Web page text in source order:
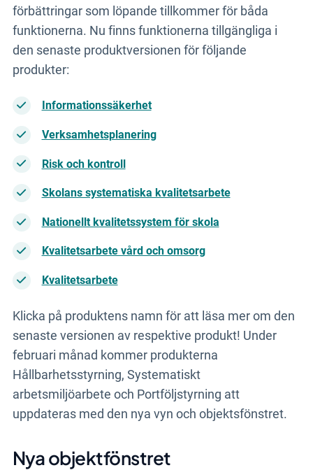
förbättringar som löpande tillkommer för båda
funktionerna. Nu finns funktionerna tillgängliga i
den senaste produktversionen för följande
produkter:
Informationssäkerhet
Verksamhetsplanering
Risk och kontroll
Skolans systematiska kvalitetsarbete
Nationellt kvalitetssystem för skola
Kvalitetsarbete vård och omsorg
Kvalitetsarbete
Klicka på produktens namn för att läsa mer om den
senaste versionen av respektive produkt! Under
februari månad kommer produkterna
Hållbarhetsstyrning, Systematiskt
arbetsmiljöarbete och Portföljstyrning att
uppdateras med den nya vyn och objektsfönstret.
Nya objektfönstret